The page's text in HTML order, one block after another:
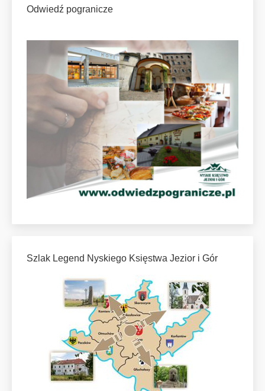
Odwiedź pogranicze
Szlak Legend Nyskiego Księstwa Jezior i Gór